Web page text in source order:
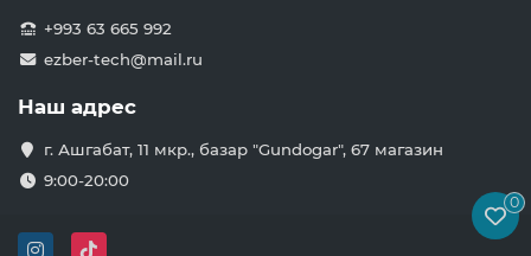
+993 63 665 992
ezber-tech@mail.ru
Наш адрес
г. Ашгабат, 11 мкр., базар "Gundogar", 67 магазин
9:00-20:00
0